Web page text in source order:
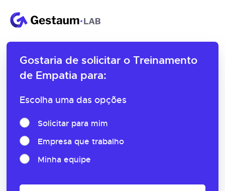
Gostaria de solicitar o Treinamento
de Empatia para:
Escolha uma das opções
Solicitar para mim
Empresa que trabalho
Minha equipe